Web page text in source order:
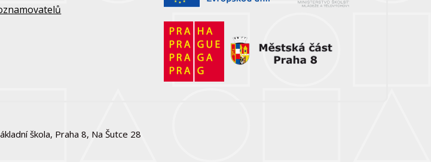
škola, Praha 8, Na Šutce 28